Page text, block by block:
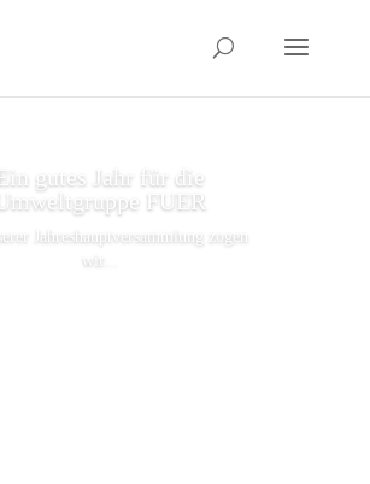
Ein gutes Jahr für die
FUER
Jahreshauptversammlung zogen
wir...